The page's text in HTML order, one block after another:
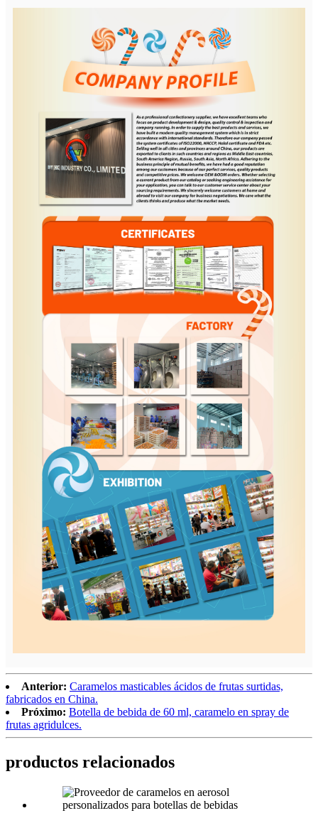
Anterior: Caramelos masticables ácidos de frutas surtidas,
fabricados en China.
Próximo: Botella de bebida de 60 ml, caramelo en spray de
frutas agridulces.
productos relacionados